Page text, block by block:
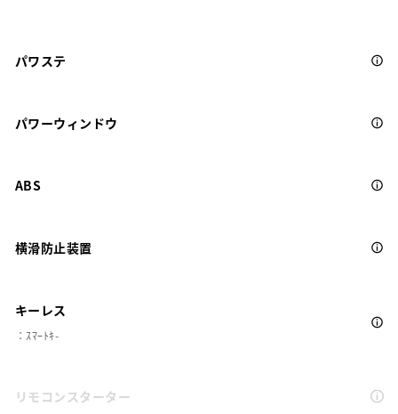
パワステ
パワーウィンドウ
ABS
横滑防止装置
キーレス
：ｽﾏｰﾄｷ-
リモコンスターター